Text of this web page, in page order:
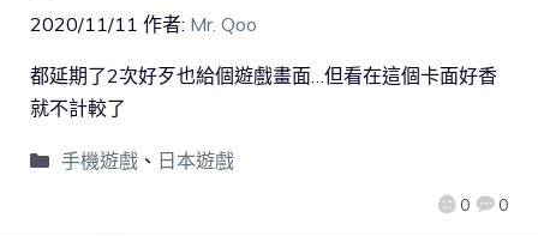
2020/11/11 作者: Mr. Qoo
0 0
都延期了2次好歹也給個遊戲畫面…但看在這個卡面好香
就不計較了
手機遊戲、 日本遊戲